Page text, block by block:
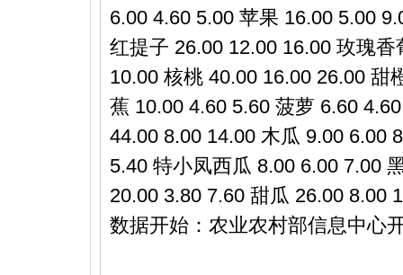
6.00 4.60 5.00 苹果 16.00 5.00
红提子 26.00 12.00 16.00 玫瑰
10.00 核桃 40.00 16.00 26.00 甜
蕉 10.00 4.60 5.60 菠萝 6.60
44.00 8.00 14.00 木瓜 9.00 6.00
5.40 特小凤西瓜 8.00 6.00 7.00
20.00 3.80 7.60 甜瓜 26.00 8.00
数据开始：农业农村部信息中心